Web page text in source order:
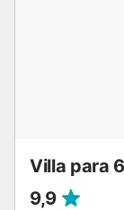
Villa para
9,9